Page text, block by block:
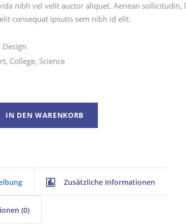
nibh vel velit auctor aliquet. Aenean sollicitudin,
consequat ipsutis sem nibh id elit.
, College, Science
IN DEN WARENKORB
Zusätzliche Informationen
(0)